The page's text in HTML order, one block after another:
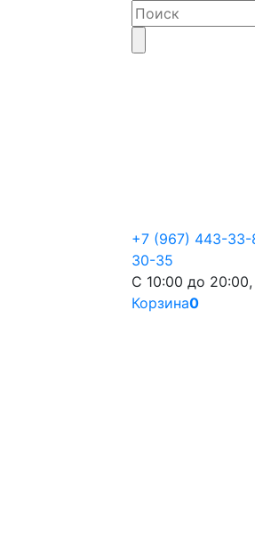
+7 (967) 443-33-
30-35
С 10:00 до
Корзина0